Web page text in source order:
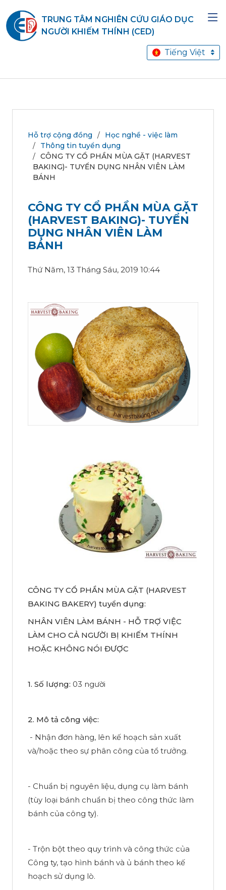
TRUNG TÂM NGHIÊN CỨU GIÁO DỤC
NGƯỜI KHIẾM THÍNH (CED)
Tiếng Việt
Hỗ trợ cộng đồng
Học nghề - việc làm
Thông tin tuyển dụng
CÔNG TY CỔ PHẦN MÙA GẶT (HARVEST
BAKING)- TUYỂN DỤNG NHÂN VIÊN LÀM
BÁNH
CÔNG TY CỔ PHẦN MÙA GẶT
(HARVEST BAKING)- TUYỂN
DỤNG NHÂN VIÊN LÀM
BÁNH
Thứ Năm, 13 Tháng Sáu, 2019 10:44
CÔNG TY CỔ PHẦN MÙA GẶT (HARVEST
BAKING BAKERY) tuyển dụng:
NHÂN VIÊN LÀM BÁNH - HỖ TRỢ VIỆC
LÀM CHO CẢ NGƯỜI BỊ KHIẾM THÍNH
HOẶC KHÔNG NÓI ĐƯỢC
1. Số lượng: 03 người
2. Mô tả công việc:
- Nhận đơn hàng, lên kế hoạch sản xuất
và/hoặc theo sự phân công của tổ trưởng.
- Chuẩn bị nguyên liệu, dụng cụ làm bánh
(tùy loại bánh chuẩn bị theo công thức làm
bánh của công ty).
- Trộn bột theo quy trình và công thức của
Công ty, tạo hình bánh và ủ bánh theo kế
hoạch sử dụng lò.